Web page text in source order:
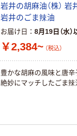
岩井の胡麻油（株） 岩
岩井のごま辣油
お届け日 8月19日（水）
￥2,384~ （税込）
豊かな胡麻の風味と唐
絶妙にマッチしたごま辣